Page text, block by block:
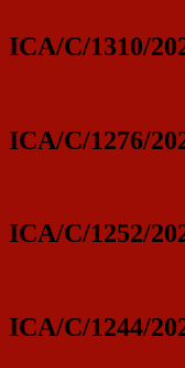
ICA/C/1310/
ICA/C/1276/
ICA/C/1252/
ICA/C/1244/